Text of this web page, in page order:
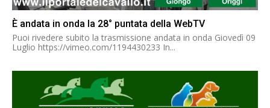
È andata in onda la 28° puntata della WebTV
Puoi rivedere subito la trasmissione andata in onda Giovedì 09
Luglio https://vimeo.com/1194430233 In...